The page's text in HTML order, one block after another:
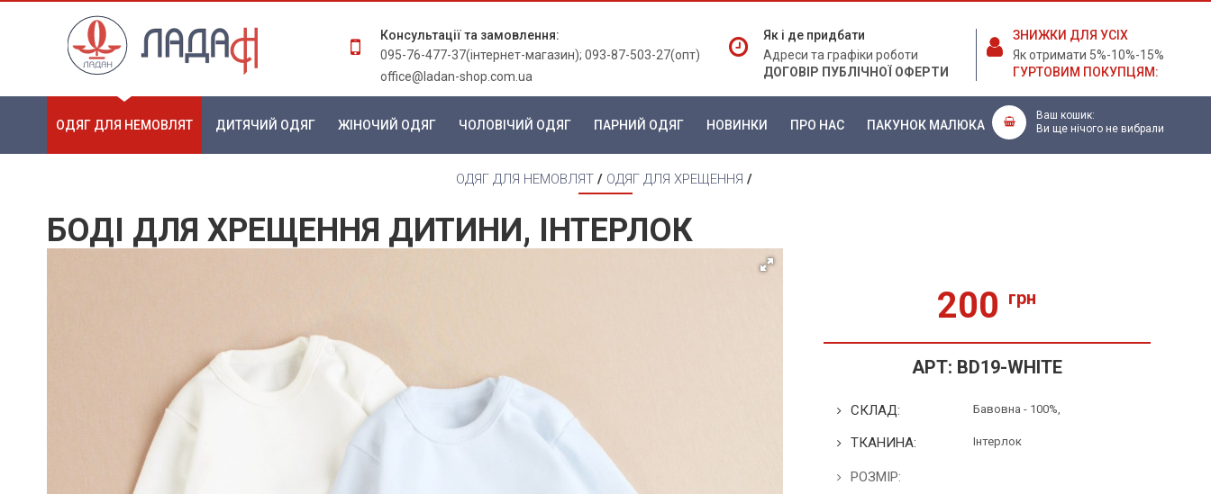
Консультації та замовлення:
095-76-477-37(інтернет-магазин); 093-87-503-27(опт)
office@ladan-shop.com.ua
Як і де придбати
Адреси та графіки роботи
ДОГОВІР ПУБЛІЧНОЇ ОФЕРТИ
ЗНИЖКИ ДЛЯ УСІХ
Як отримати 5%-10%-15%
ГУРТОВИМ ПОКУПЦЯМ:
ОДЯГ ДЛЯ НЕМОВЛЯТ ДИТЯЧИЙ ОДЯГ ЖІНОЧИЙ ОДЯГ ЧОЛОВІЧИЙ ОДЯГ ПАРНИЙ ОДЯГ НОВИНКИ ПРО НАС ПАКУНОК МАЛЮКА
Ваш кошик:
Ви ще нічого не вибрали
ОДЯГ ДЛЯ НЕМОВЛЯТ/ ОДЯГ ДЛЯ ХРЕЩЕННЯ /
БОДІ ДЛЯ ХРЕЩЕННЯ ДИТИНИ, ІНТЕРЛОК
200 грн
АРТ: BD19-WHITE
СКЛАД: Бавовна - 100%,
ТКАНИНА: Інтерлок
РОЗМІР: